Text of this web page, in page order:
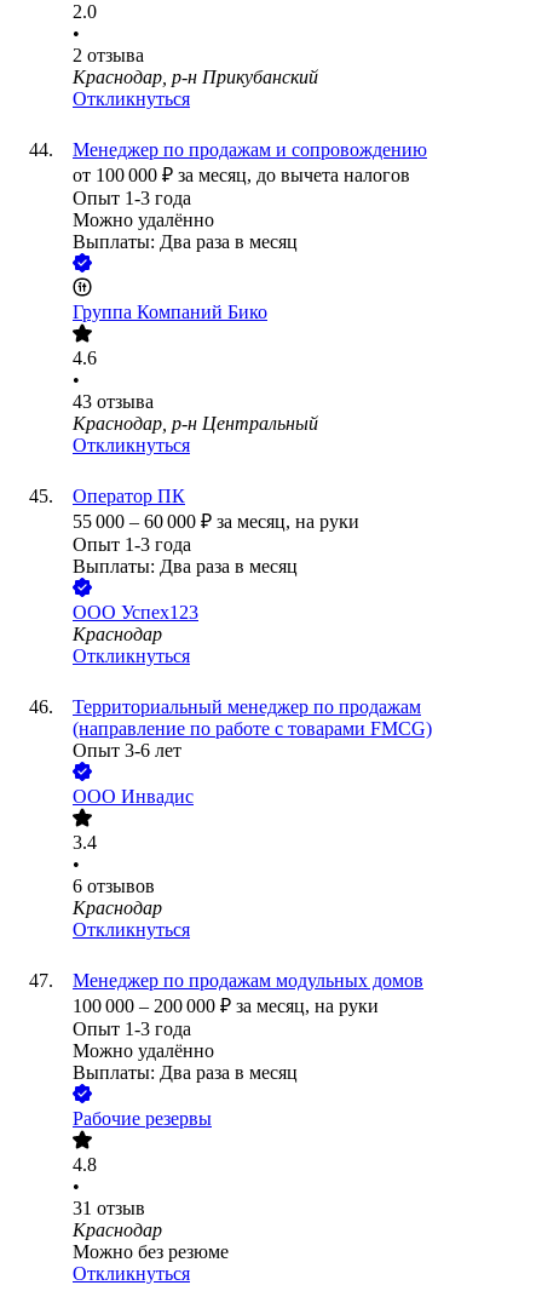
2.0
•
2 отзыва
Краснодар, р-н Прикубанский
Откликнуться
Менеджер по продажам и сопровождению
от 100 000 ₽ за месяц, до вычета налогов
Опыт 1-3 года
Можно удалённо
Выплаты: Два раза в месяц
Группа Компаний Бико
4.6
•
43 отзыва
Краснодар, р-н Центральный
Откликнуться
Оператор ПК
55 000 – 60 000 ₽ за месяц, на руки
Опыт 1-3 года
Выплаты: Два раза в месяц
ООО Успех123
Краснодар
Откликнуться
Территориальный менеджер по продажам
(направление по работе с товарами FMCG)
Опыт 3-6 лет
ООО Инвадис
3.4
•
6 отзывов
Краснодар
Откликнуться
Менеджер по продажам модульных домов
100 000 – 200 000 ₽ за месяц, на руки
Опыт 1-3 года
Можно удалённо
Выплаты: Два раза в месяц
Рабочие резервы
4.8
•
31 отзыв
Краснодар
Можно без резюме
Откликнуться